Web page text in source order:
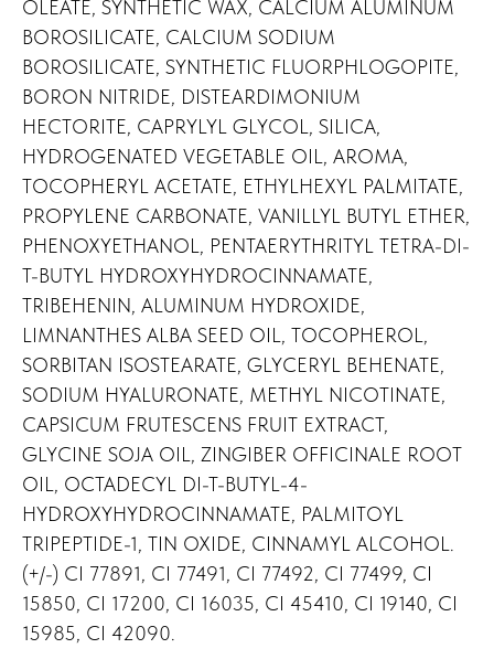
OLEATE, SYNTHETIC WAX, CALCIUM ALUMINUM
BOROSILICATE, CALCIUM SODIUM
BOROSILICATE, SYNTHETIC FLUORPHLOGOPITE,
BORON NITRIDE, DISTEARDIMONIUM
HECTORITE, CAPRYLYL GLYCOL, SILICA,
HYDROGENATED VEGETABLE OIL, AROMA,
TOCOPHERYL ACETATE, ETHYLHEXYL PALMITATE,
PROPYLENE CARBONATE, VANILLYL BUTYL ETHER,
PHENOXYETHANOL, PENTAERYTHRITYL TETRA-DI-
T-BUTYL HYDROXYHYDROCINNAMATE,
TRIBEHENIN, ALUMINUM HYDROXIDE,
LIMNANTHES ALBA SEED OIL, TOCOPHEROL,
SORBITAN ISOSTEARATE, GLYCERYL BEHENATE,
SODIUM HYALURONATE, METHYL NICOTINATE,
CAPSICUM FRUTESCENS FRUIT EXTRACT,
GLYCINE SOJA OIL, ZINGIBER OFFICINALE ROOT
OIL, OCTADECYL DI-T-BUTYL-4-
HYDROXYHYDROCINNAMATE, PALMITOYL
TRIPEPTIDE-1, TIN OXIDE, CINNAMYL ALCOHOL.
(+/-) CI 77891, CI 77491, CI 77492, CI 77499, CI
15850, CI 17200, CI 16035, CI 45410, CI 19140, CI
15985, CI 42090.